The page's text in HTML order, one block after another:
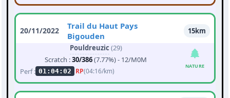
20/11/2022
Trail du Haut Pays
Bigouden
15km
Pouldreuzic (29)
Scratch :30/386(7.77%) - 12/M0M
Perf : 01:04:02 RP(04:16/km)
NATURE